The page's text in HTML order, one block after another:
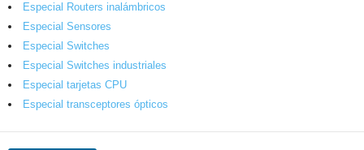
Especial Routers inalámbricos
Especial Sensores
Especial Switches
Especial Switches industriales
Especial tarjetas CPU
Especial transceptores ópticos